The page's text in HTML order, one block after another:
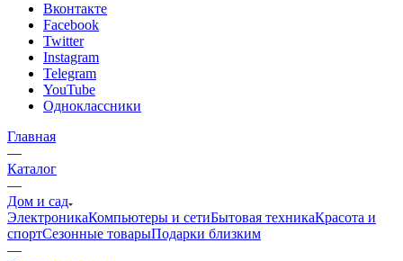
Вконтакте
Facebook
Twitter
Instagram
Telegram
YouTube
Одноклассники
Главная
—
Каталог
—
Дом и сад
ЭлектроникаКомпьютеры и сетиБытовая техникаКрасота и
спортСезонные товарыПодарки близким
—